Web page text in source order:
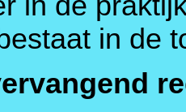
in de